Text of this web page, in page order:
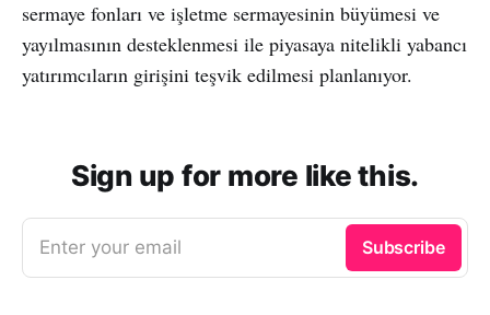
sermaye fonları ve işletme sermayesinin büyümesi ve
yayılmasının desteklenmesi ile piyasaya nitelikli yabancı
yatırımcıların girişini teşvik edilmesi planlanıyor.
Sign up for more like this.
Enter your email Subscribe